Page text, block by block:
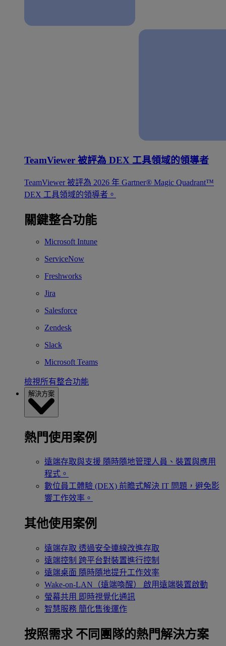
TeamViewer 被評為 DEX 工具領域的領導者
TeamViewer 被評為 2026 年 Gartner® Magic Quadrant™
DEX 工具領域的領導者。
關鍵整合功能
Microsoft Intune
ServiceNow
Freshworks
Jira
Salesforce
Zendesk
Slack
Microsoft Teams
檢視所有整合功能
解決方案
熱門使用案例
遠端存取與支援 隨時隨地管理人員、裝置與應用
程式。
數位員工體驗 (DEX) 前瞻式解決 IT 問題，避免影
響工作效率。
其他使用案例
遠端存取 透過安全連線改進存取
遠端控制 跨平台對裝置進行控制
遠端桌面 隨時隨地提升工作效率
Wake-on-LAN（遠端喚醒）
啟用遠端裝置啟動
螢幕共用 即時視覺化通訊
智慧服務 簡化售後運作
按照需求 不同團隊的熱門解決方案